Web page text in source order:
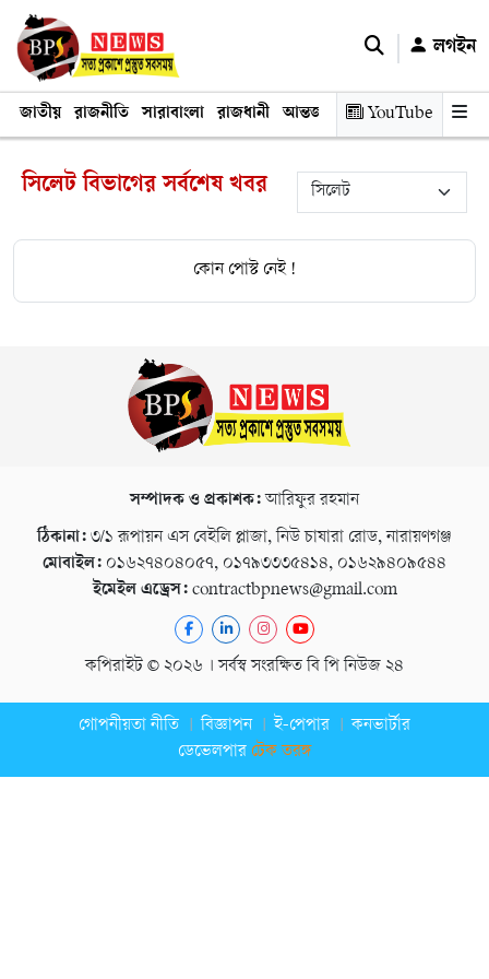
লগইন
জাতীয় রাজনীতি সারাবাংলা রাজধানী আন্তর্জাতিক অর্থনীতি তথ্য
YouTube
সিলেট বিভাগের সর্বশেষ খবর
কোন পোস্ট নেই !
সম্পাদক ও প্রকাশক:আরিফুর রহমান
ঠিকানা: ৩/১ রূপায়ন এস বেইলি প্লাজা, নিউ চাষারা রোড, নারায়ণগঞ্জ
মোবাইল: ০১৬২৭৪০৪০৫৭, ০১৭৯৩৩৩৫৪১৪, ০১৬২৯৪০৯৫৪৪
ইমেইল এড্রেস:contractbpnews@gmail.com
কপিরাইট © ২০২৬ । সর্বস্ব সংরক্ষিত বি পি নিউজ ২৪
গোপনীয়তা নীতি বিজ্ঞাপন ই-পেপার
কনভার্টার
ডেভেলপার টেক তরঙ্গ